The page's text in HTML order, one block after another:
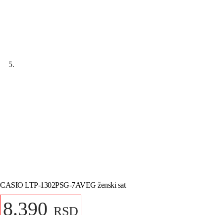
CASIO LTP-1302PSG-7AVEG ženski sat
8.390 RSD